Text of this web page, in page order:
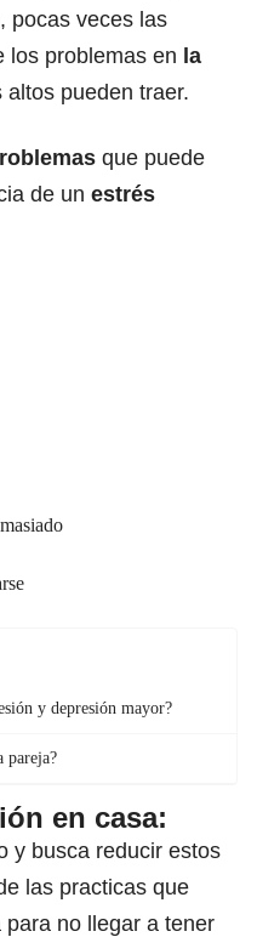
pocas veces las
los problemas en la
pueden traer.
que puede
de un estrés
y depresión mayor?
pareja?
en casa:
y busca reducir estos
las practicas que
no llegar a tener